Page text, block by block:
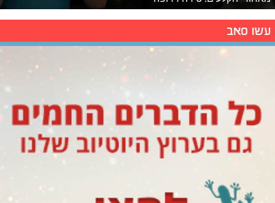
עשו סאב